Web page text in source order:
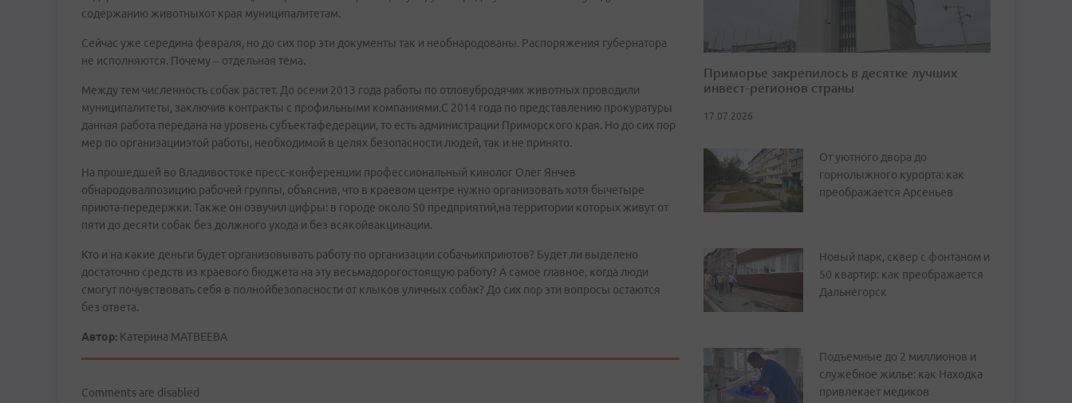
содержанию животныхот края муниципалитетам.
Сейчас уже середина февраля, но до сих пор эти документы так и необнародованы. Распоряжения губернатора
не исполняются. Почему – отдельная тема.
Между тем численность собак растет. До осени 2013 года работы по отловубродячих животных проводили
муниципалитеты, заключив контракты с профильными компаниями.С 2014 года по представлению прокуратуры
данная работа передана на уровень субъектафедерации, то есть администрации Приморского края. Но до сих пор
мер по организацииэтой работы, необходимой в целях безопасности людей, так и не принято.
На прошедшей во Владивостоке пресс-конференции профессиональный кинолог Олег Янчев
обнародовалпозицию рабочей группы, объяснив, что в краевом центре нужно организовать хотя бычетыре
приюта-передержки. Также он озвучил цифры: в городе около 50 предприятий,на территории которых живут от
пяти до десяти собак без должного ухода и без всякойвакцинации.
Кто и на какие деньги будет организовывать работу по организации собачьихприютов? Будет ли выделено
достаточно средств из краевого бюджета на эту весьмадорогостоящую работу? А самое главное, когда люди
смогут почувствовать себя в полнойбезопасности от клыков уличных собак? До сих пор эти вопросы остаются
без ответа.
Автор: Катерина МАТВЕЕВА
Comments are disabled
Приморье закрепилось в десятке лучших
инвест-регионов страны
17.07.2026
От уютного двора до
горнолыжного курорта: как
преображается Арсеньев
Новый парк, сквер с фонтаном и
50 квартир: как преображается
Дальнегорск
Подъемные до 2 миллионов и
служебное жилье: как Находка
привлекает медиков